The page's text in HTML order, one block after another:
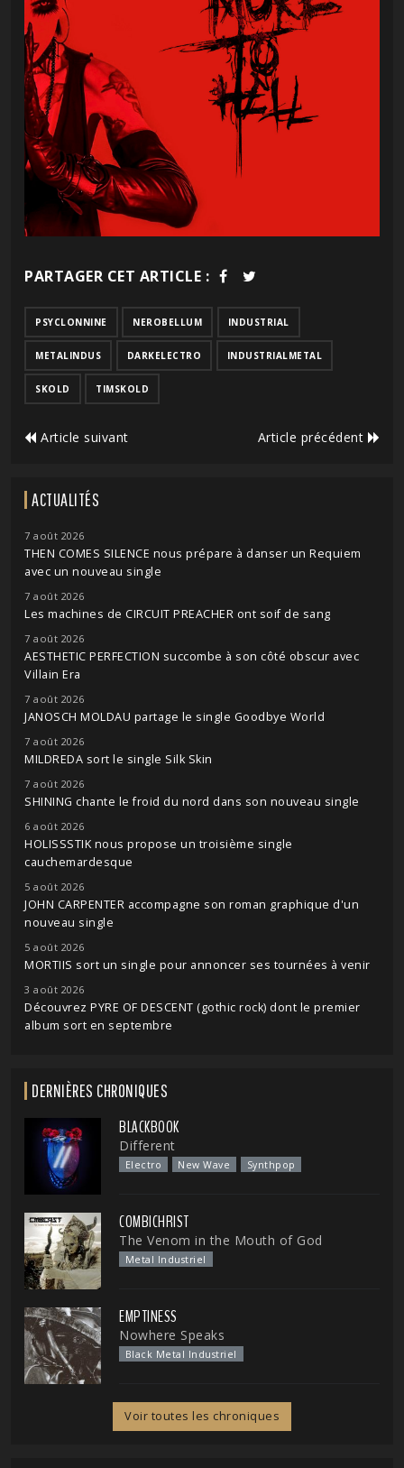
PARTAGER CET ARTICLE :
PSYCLONNINE NEROBELLUM INDUSTRIAL
METALINDUS DARKELECTRO INDUSTRIALMETAL
SKOLD TIMSKOLD
Article suivant Article précédent
ACTUALITÉS
7 août 2026
THEN COMES SILENCE nous prépare à danser un Requiem
avec un nouveau single
7 août 2026
Les machines de CIRCUIT PREACHER ont soif de sang
7 août 2026
AESTHETIC PERFECTION succombe à son côté obscur avec
Villain Era
7 août 2026
JANOSCH MOLDAU partage le single Goodbye World
7 août 2026
MILDREDA sort le single Silk Skin
7 août 2026
SHINING chante le froid du nord dans son nouveau single
6 août 2026
HOLISSSTIK nous propose un troisième single
cauchemardesque
5 août 2026
JOHN CARPENTER accompagne son roman graphique d'un
nouveau single
5 août 2026
MORTIIS sort un single pour annoncer ses tournées à venir
3 août 2026
Découvrez PYRE OF DESCENT (gothic rock) dont le premier
album sort en septembre
DERNIÈRES CHRONIQUES
BLACKBOOK
Different
Electro New Wave Synthpop
COMBICHRIST
The Venom in the Mouth of God
Metal Industriel
EMPTINESS
Nowhere Speaks
Black Metal Industriel
Voir toutes les chroniques